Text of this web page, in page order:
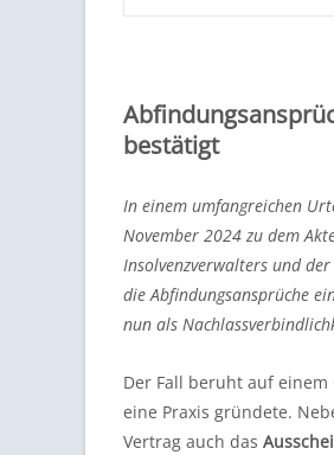
bestätigt
In einem umfangreichen
November 2024 zu dem
Insolvenzverwalters und
die Abfindungsansprüche
nun als
Der Fall beruht auf einem
eine Praxis gründete.
Vertrag auch das